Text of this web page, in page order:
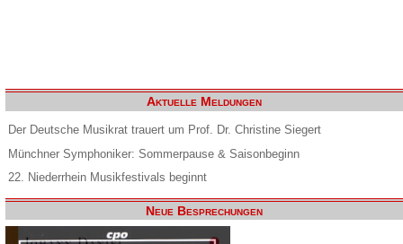
Aktuelle Meldungen
Der Deutsche Musikrat trauert um Prof. Dr. Christine Siegert
Münchner Symphoniker: Sommerpause & Saisonbeginn
22. Niederrhein Musikfestivals beginnt
Neue Besprechungen